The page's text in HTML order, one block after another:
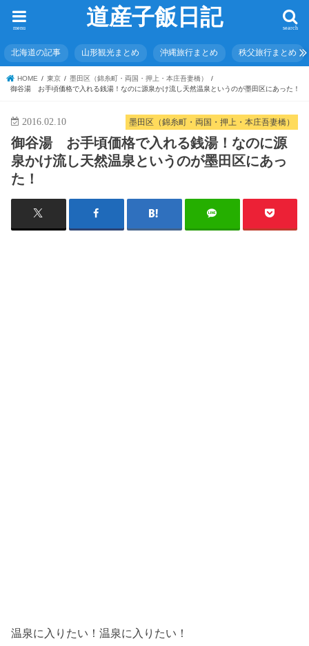
道産子飯日記 search
menu
北海道の記事 山形観光まとめ 沖縄旅行まとめ 秩父旅行まとめ
HOME 東京
墨田区（錦糸町・両国・押上・本庄吾妻橋）
御谷湯 お手頃価格で入れる銭湯！なのに源泉かけ流し天然温泉というのが墨田区にあった！
墨田区（錦糸町・両国・押上・本庄吾妻橋）
2016.02.10
御谷湯 お手頃価格で入れる銭湯！なのに源
泉かけ流し天然温泉というのが墨田区にあっ
た！
温泉に入りたい！温泉に入りたい！